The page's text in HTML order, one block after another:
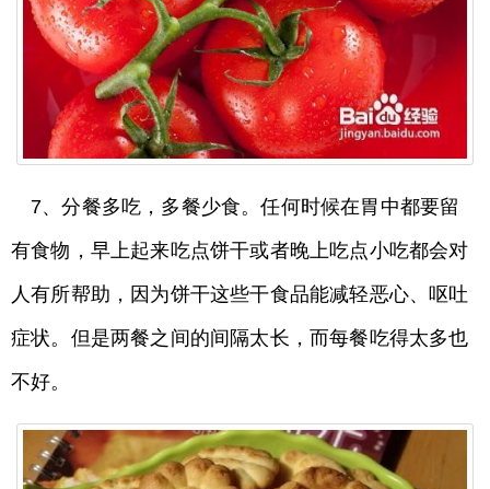
7、分餐多吃，多餐少食。任何时候在胃中都要留
有食物，早上起来吃点饼干或者晚上吃点小吃都会对
人有所帮助，因为饼干这些干食品能减轻恶心、呕吐
症状。但是两餐之间的间隔太长，而每餐吃得太多也
不好。